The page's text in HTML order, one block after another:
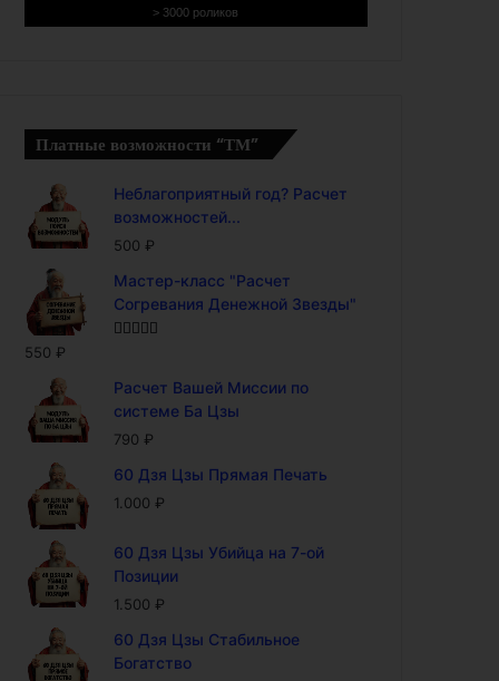
> 3000 роликов
Платные возможности “ТМ”
Неблагоприятный год? Расчет
возможностей...
500 ₽
Мастер-класс "Расчет
Согревания Денежной Звезды"
550 ₽
Расчет Вашей Миссии по
системе Ба Цзы
790 ₽
60 Дзя Цзы Прямая Печать
1.000 ₽
60 Дзя Цзы Убийца на 7-ой
Позиции
1.500 ₽
60 Дзя Цзы Стабильное
Богатство